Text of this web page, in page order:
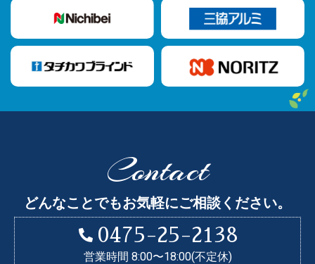
Contact
どんなことでもお気軽にご相談ください。
0475-25-2138
営業時間 8:00〜18:00(不定休)